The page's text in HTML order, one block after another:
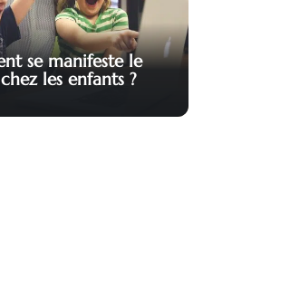
se manifeste le
les enfants ?